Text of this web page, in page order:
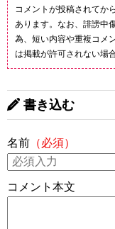
コメントが投稿されてか
あります。なお、誹謗中
為、短い内容や重複コメ
は掲載が許可されない場
書き込む
名前 （必須）
コメント本文